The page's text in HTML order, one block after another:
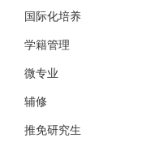
国际化培养
学籍管理
微专业
辅修
推免研究生